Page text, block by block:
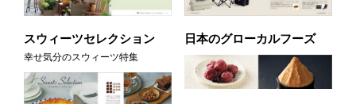
スウィーツセレクション
幸せ気分のスウィーツ特集
日本のグローカルフーズ